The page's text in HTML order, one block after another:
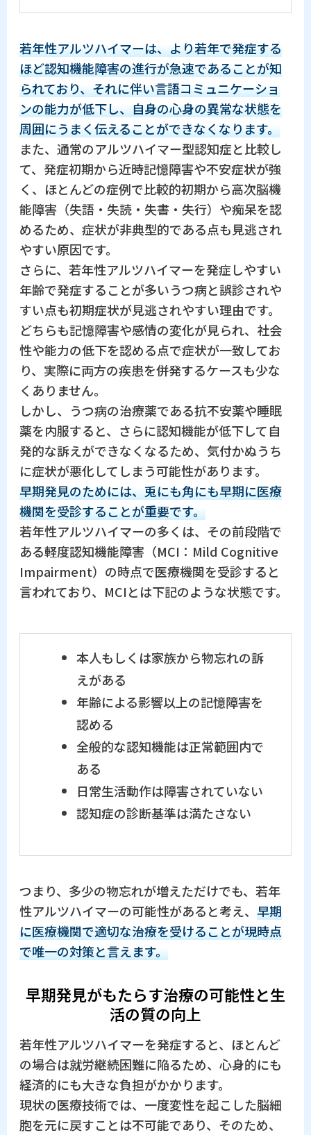
若年性アルツハイマーは、より若年で発症する
ほど認知機能障害の進行が急速であることが知
られており、それに伴い言語コミュニケーショ
ンの能力が低下し、自身の心身の異常な状態を
周囲にうまく伝えることができなくなります。
また、通常のアルツハイマー型認知症と比較し
て、発症初期から近時記憶障害や不安症状が強
く、ほとんどの症例で比較的初期から高次脳機
能障害（失語・失読・失書・失行）や痴呆を認
めるため、症状が非典型的である点も見逃され
やすい原因です。
さらに、若年性アルツハイマーを発症しやすい
年齢で発症することが多いうつ病と誤診されや
すい点も初期症状が見逃されやすい理由です。
どちらも記憶障害や感情の変化が見られ、社会
性や能力の低下を認める点で症状が一致してお
り、実際に両方の疾患を併発するケースも少な
くありません。
しかし、うつ病の治療薬である抗不安薬や睡眠
薬を内服すると、さらに認知機能が低下して自
発的な訴えができなくなるため、気付かぬうち
に症状が悪化してしまう可能性があります。
早期発見のためには、兎にも角にも早期に医療
機関を受診することが重要です。
若年性アルツハイマーの多くは、その前段階で
ある軽度認知機能障害（MCI：Mild Cognitive
Impairment）の時点で医療機関を受診すると
言われており、MCIとは下記のような状態です。
本人もしくは家族から物忘れの訴
えがある
年齢による影響以上の記憶障害を
認める
全般的な認知機能は正常範囲内で
ある
日常生活動作は障害されていない
認知症の診断基準は満たさない
つまり、多少の物忘れが増えただけでも、若年
性アルツハイマーの可能性があると考え、 早期
に医療機関で適切な治療を受けることが現時点
で唯一の対策と言えます。
早期発見がもたらす治療の可能性と生
活の質の向上
若年性アルツハイマーを発症すると、ほとんど
の場合は就労継続困難に陥るため、心身的にも
経済的にも大きな負担がかかります。
現状の医療技術では、一度変性を起こした脳細
胞を元に戻すことは不可能であり、そのため、